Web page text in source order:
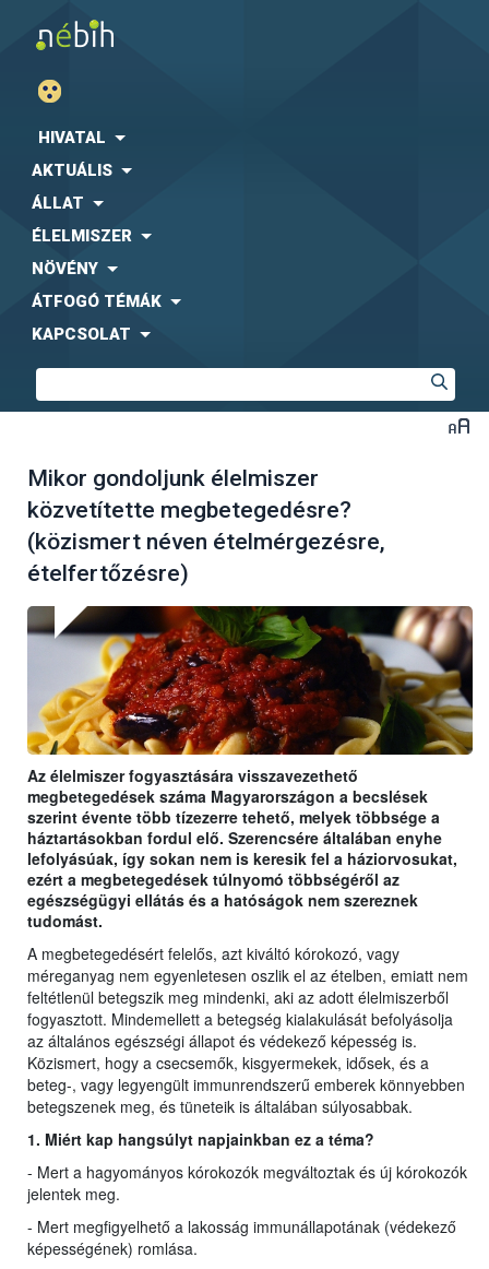
HIVATAL
AKTUÁLIS
ÁLLAT
ÉLELMISZER
NÖVÉNY
ÁTFOGÓ TÉMÁK
KAPCSOLAT
Mikor gondoljunk élelmiszer
közvetítette megbetegedésre?
(közismert néven ételmérgezésre,
ételfertőzésre)
Az élelmiszer fogyasztására visszavezethető
megbetegedések száma Magyarországon a becslések
szerint évente több tízezerre tehető, melyek többsége a
háztartásokban fordul elő. Szerencsére általában enyhe
lefolyásúak, így sokan nem is keresik fel a háziorvosukat,
ezért a megbetegedések túlnyomó többségéről az
egészségügyi ellátás és a hatóságok nem szereznek
tudomást.
A megbetegedésért felelős, azt kiváltó kórokozó, vagy
méreganyag nem egyenletesen oszlik el az ételben, emiatt nem
feltétlenül betegszik meg mindenki, aki az adott élelmiszerből
fogyasztott. Mindemellett a betegség kialakulását befolyásolja
az általános egészségi állapot és védekező képesség is.
Közismert, hogy a csecsemők, kisgyermekek, idősek, és a
beteg-, vagy legyengült immunrendszerű emberek könnyebben
betegszenek meg, és tüneteik is általában súlyosabbak.
1. Miért kap hangsúlyt napjainkban ez a téma?
- Mert a hagyományos kórokozók megváltoztak és új kórokozók
jelentek meg.
- Mert megfigyelhető a lakosság immunállapotának (védekező
képességének) romlása.